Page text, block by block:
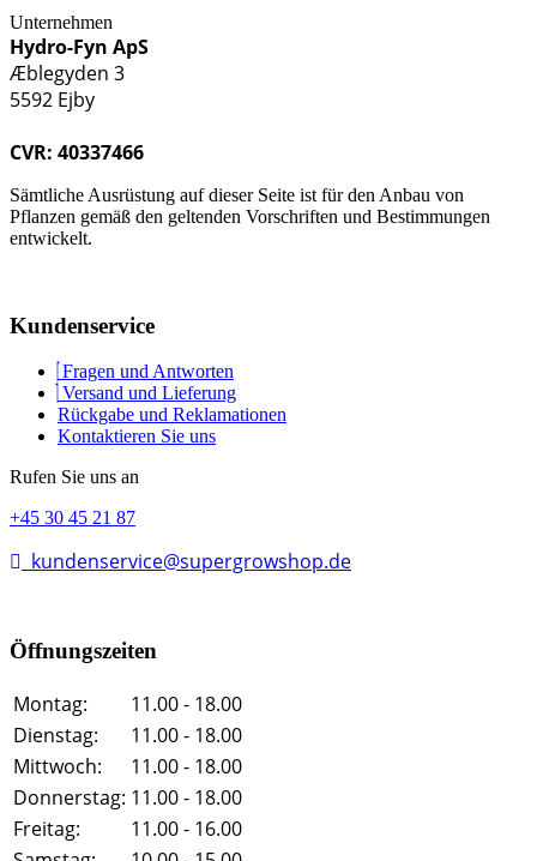
Unternehmen
Hydro-Fyn ApS
Æblegyden 3
5592 Ejby
CVR: 40337466
Sämtliche Ausrüstung auf dieser Seite ist für den Anbau von
Pflanzen gemäß den geltenden Vorschriften und Bestimmungen
entwickelt.
Kundenservice
Fragen und Antworten
Versand und Lieferung
Rückgabe und Reklamationen
Kontaktieren Sie uns
Rufen Sie uns an
+45 30 45 21 87
kundenservice@supergrowshop.de
Öffnungszeiten
Montag:
11.00 - 18.00
Dienstag:
11.00 - 18.00
Mittwoch:
11.00 - 18.00
Donnerstag: 11.00 - 18.00
Freitag:
11.00 - 16.00